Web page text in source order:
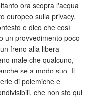
ora scopra l'acqua
europeo sulla privacy,
e dico che così
un provvedimento poco
freno alla libera
male che qualcuno,
se a modo suo. Il
di polemiche e
che non sto qui